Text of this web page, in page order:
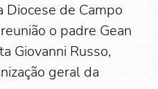
Diocese de Campo
o padre Gean
Giovanni Russo,
geral da